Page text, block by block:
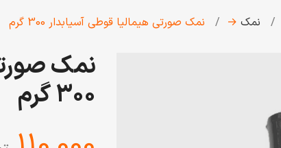
نمک → نمک صورتی هیمالیا قوطی آسیابدار 300 گرم
نمک
300 گرم